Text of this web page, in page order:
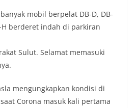
mobil berpelat DB-D, DB-
H berderet indah di parkiran
Sulut. Selamat memasuki
mengungkapkan kondisi di
Corona masuk kali pertama